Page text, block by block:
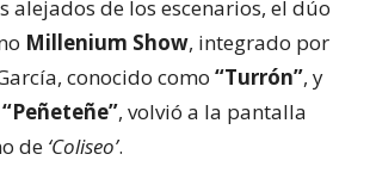
alejados de los escenarios, el dúo
Millenium Show, integrado por
conocido como “Turrón”, y
“Peñeteñe”, volvió a la pantalla
de ‘Coliseo’.